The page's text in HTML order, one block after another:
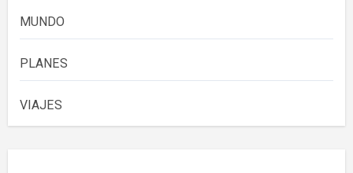
MUNDO
PLANES
VIAJES